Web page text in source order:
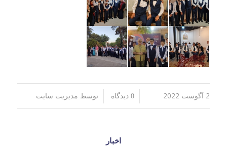
2 آگوست 2022 / 0 دیدگاه توسط مدیریت سایت
اخبار